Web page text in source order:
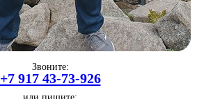
Звоните:
+7 917 43-73-926
или пишите: